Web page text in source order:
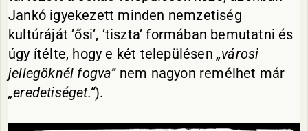
Jankó igyekezett minden nemzetiség
kultúráját ’ősi’, ’tiszta’ formában bemutatni és
úgy ítélte, hogy e két településen „városi
jellegöknél fogva”nem nagyon remélhet már
„eredetiséget.”).